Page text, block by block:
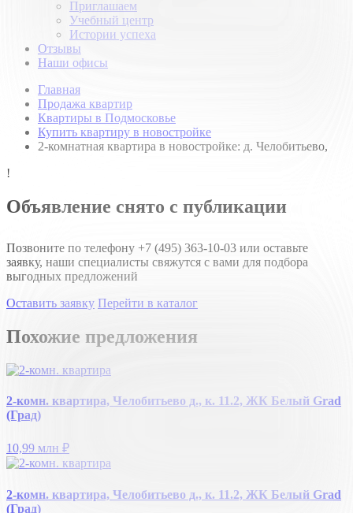
Приглашаем
Учебный центр
Истории успеха
Отзывы
Наши офисы
Главная
Продажа квартир
Квартиры в Подмосковье
Купить квартиру в новостройке
2-комнатная квартира в новостройке: д. Челобитьево,
!
Объявление снято с публикации
Позвоните по телефону +7 (495) 363-10-03 или оставьте
заявку, наши специалисты свяжутся с вами для подбора
выгодных предложений
Оставить заявку Перейти в каталог
Похожие предложения
2-комн. квартира, Челобитьево д., к. 11.2, ЖК Белый Grad
(Град)
10,99 млн ₽
2-комн. квартира, Челобитьево д., к. 11.2, ЖК Белый Grad
(Град)